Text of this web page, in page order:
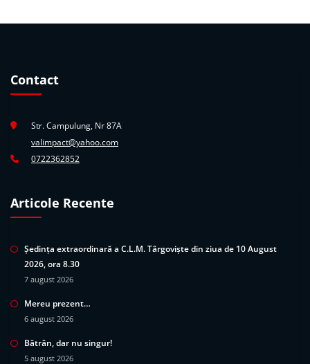
Contact
Str. Campulung, Nr 87A
valimpact@yahoo.com
0722362852
Articole Recente
Ședința extraordinară a C.L.M. Târgoviște din ziua de 10 August
2026, ora 8.30
7 august 2026
Mereu prezent…
6 august 2026
Bătrân, dar nu singur!
5 august 2026